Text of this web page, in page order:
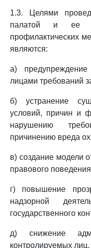
1.3. Целями
палатой и ее
профилактических
являются:
а)
лицами требований
б) устранение
условий, причин и
нарушению
причинению вреда
в) создание модели
правового
г) повышение
надзорной
государственного
д) снижение
контролируемых лиц.